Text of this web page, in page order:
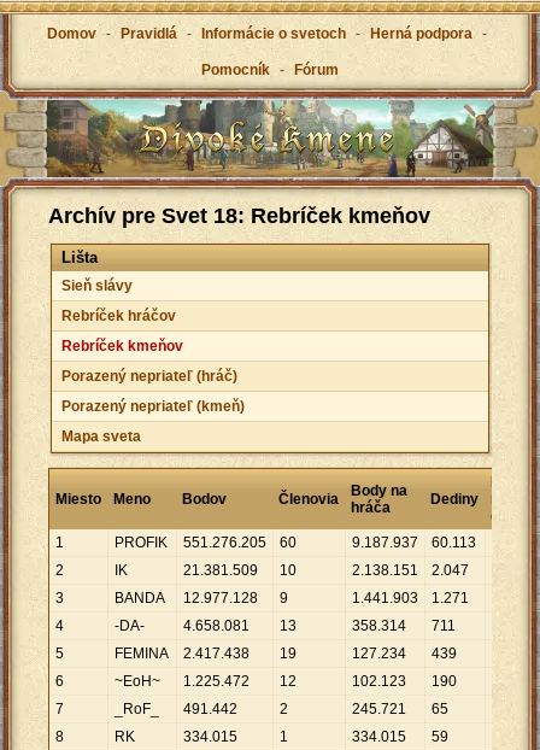
Domov - Pravidlá - Informácie o svetoch - Herná podpora -
Pomocník - Fórum
Archív pre Svet 18: Rebríček kmeňov
Lišta
Sieň slávy
Rebríček hráčov
Rebríček kmeňov
Porazený nepriateľ (hráč)
Porazený nepriateľ (kmeň)
Mapa sveta
Miesto Meno Bodov Členovia
Body na
hráča
Dediny
Bodov
na
dedinu
1
PROFIK 551.276.205 60 9.187.937 60.113
2
IK 21.381.509 10 2.138.151 2.047 10
3
BANDA 12.977.128 9 1.441.903 1.271
210
4
-DA- 4.658.081 13 358.314 711 .
5
FEMINA 2.417.438 19 127.234 439
507
6
~EoH~ 1.225.472 12 102.123 190 6.
7
_RoF_ 491.442 2 245.721 65
561
8
RK 334.015 1 334.015 59